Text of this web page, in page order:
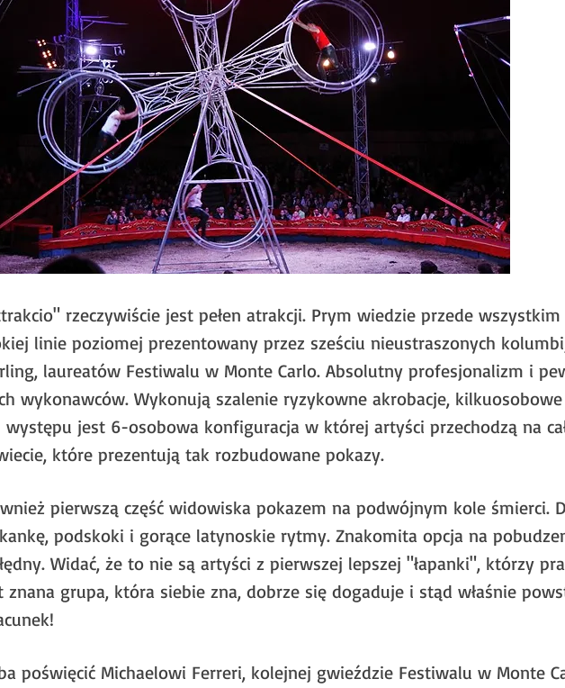
rzeczywiście jest pełen atrakcji. Prym wiedzie przede
linie poziomej prezentowany przez sześciu nieustraszonych
laureatów Festiwalu w Monte Carlo. Absolutny profesjonalizm i
wykonawców. Wykonują szalenie ryzykowne akrobacje,
jest 6-osobowa konfiguracja w której artyści przechodzą na
które prezentują tak rozbudowane pokazy.
pierwszą część widowiska pokazem na podwójnym kole śmierci.
podskoki i gorące latynoskie rytmy. Znakomita opcja na
Widać, że to nie są artyści z pierwszej lepszej "łapanki", którzy
grupa, która siebie zna, dobrze się dogaduje i stąd właśnie
poświęcić Michaelowi Ferreri, kolejnej gwieździe Festiwalu w Monte